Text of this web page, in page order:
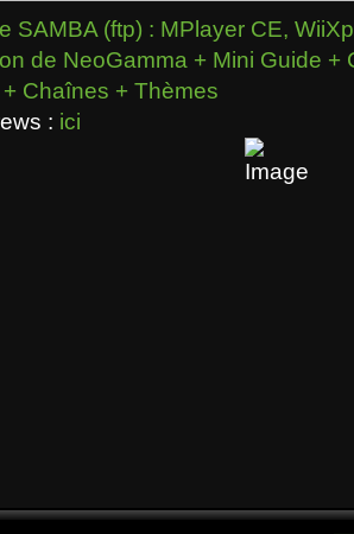
SAMBA (ftp) : MPlayer CE,
de NeoGamma + Mini Guide +
Chaînes + Thèmes
: ici